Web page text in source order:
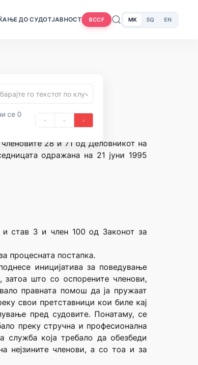
ДО СУДОТЈАВНОСТ BCCF MK SQ EN
се 0
28 и 71 од Деловникот на
одражана на 21 јуни 1995
став 3 и член 100 од Законот за
процесната постапка.
иницијатива за поведување
што со оспорените членови,
правната помош да ја пружаат
свои претставници кои биле кај
пред судовите. Понатаму, се
преку стручна и професионална
служба која требало да обезбеди
нејзините членови, а со тоа и за